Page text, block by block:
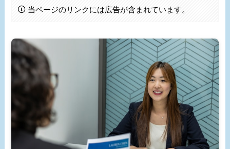
当ページのリンクには広告が含まれています。